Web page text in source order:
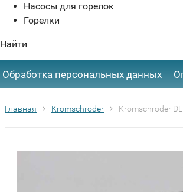
Насосы для горелок
Горелки
Найти
Обработка персональных данных
Главная Kromschroder Kromschroder